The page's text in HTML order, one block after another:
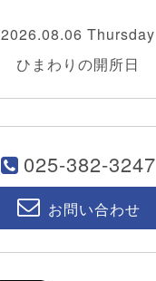
2026.08.06 Thursday
ひまわりの開所日
025-382-3247
お問い合わせ